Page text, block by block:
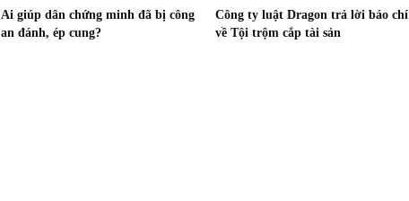
Ai giúp dân chứng minh đã bị công
an đánh, ép cung?
Công ty luật Dragon trả lời báo chí
về Tội trộm cắp tài sản